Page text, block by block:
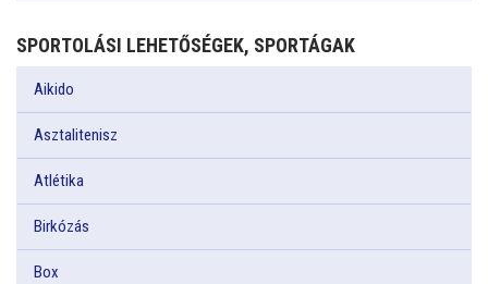
SPORTOLÁSI LEHETŐSÉGEK, SPORTÁGAK
Aikido
Asztalitenisz
Atlétika
Birkózás
Box